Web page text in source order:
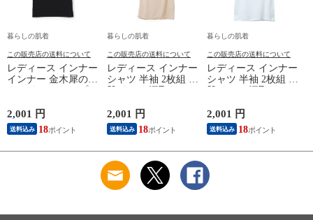
暮らしの肌着
この販売店の送料について
レディース インナー
インナー 金木犀のめ
ぐみ タンクトップ
っとり 保湿 ストレ
ッチ ボタニカル タ
ンクトップ 秋冬 お
2,001 円
送料込み 18
暮らしの肌着
この販売店の送料について
レディース インナー
シャツ 半袖 2枚組 素
肌ドライ 汗取り フ
り インナーシャツ
パッド付き 春夏 汗
染み 防止 汗 対策 綿
ット工業 S5022B-RT
涼しい 肌着
2,001 円
送料込み 18
暮らしの肌着
この販売店の送料について
レディース インナー
シャツ 半袖 2枚組 素
肌ドライ 汗取り フ
り インナーシャツ
パッド付き 春夏 汗
染み 防止 汗 対策 綿
ット工業 S5022B-RT
涼しい 肌着
2,001 円
送料込み 18